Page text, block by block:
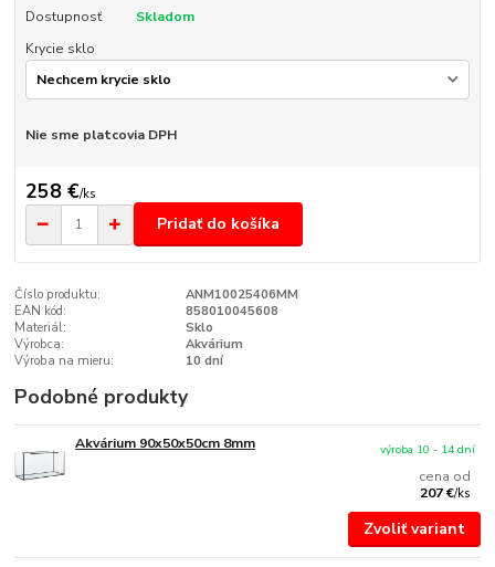
Dostupnosť
Skladom
Krycie sklo
Nie sme platcovia DPH
258 €/ks
Pridať do košíka
Číslo produktu:
ANM10025406MM
EAN kód:
858010045608
Materiál:
Sklo
Výrobca:
Akvárium
Výroba na mieru:
10 dní
Podobné produkty
Akvárium 90x50x50cm 8mm
cena od
207 €/ks
výroba 10 - 14 dní
Zvoliť variant